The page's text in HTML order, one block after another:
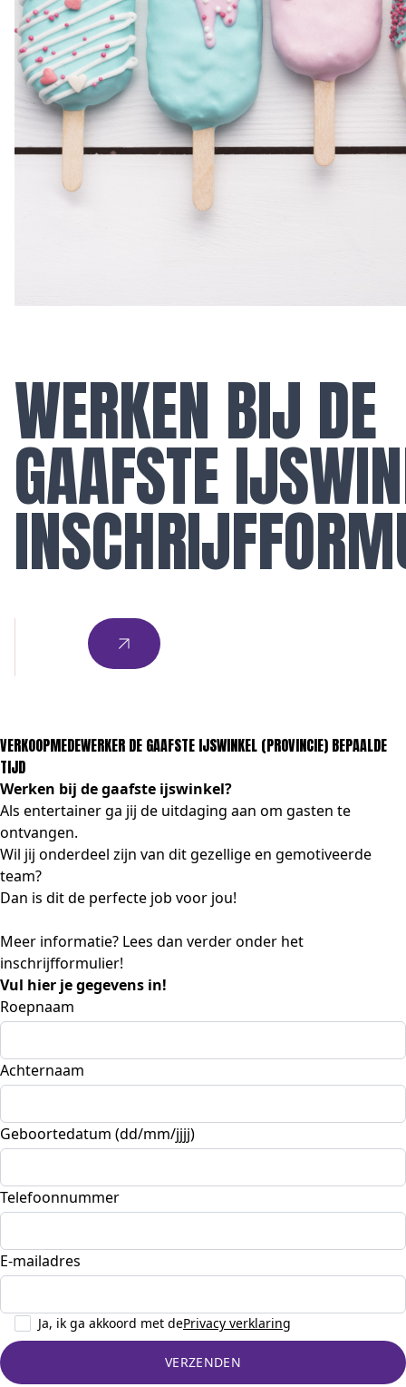
WERKEN BIJ DE
GAAFSTE
VERKOOPMEDEWERKER DE GAAFSTE IJSWINKEL (PROVINCIE) BEPAALDE
TIJD
Werken bij de gaafste ijswinkel?
Als entertainer ga jij de uitdaging aan om gasten te
ontvangen.
Wil jij onderdeel zijn van dit gezellige en gemotiveerde
team?
Dan is dit de perfecte job voor jou!
Meer informatie? Lees dan verder onder het
inschrijfformulier!
Vul hier je gegevens in!
Roepnaam
Achternaam
Geboortedatum (dd/mm/jjjj)
Telefoonnummer
E-mailadres
Ja, ik ga akkoord met dePrivacy verklaring